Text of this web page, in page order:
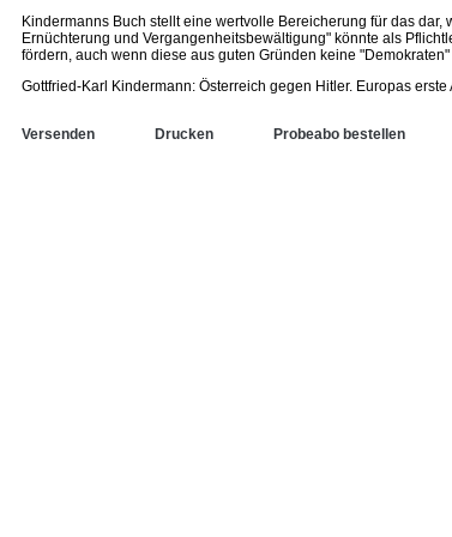
Kindermanns Buch stellt eine wertvolle Bereicherung für das
Ernüchterung und Vergangenheitsbewältigung" könnte als
fördern, auch wenn diese aus guten Gründen keine
Gottfried-Karl Kindermann: Österreich gegen Hitler. Europas
Versenden Drucken Probeabo bestellen